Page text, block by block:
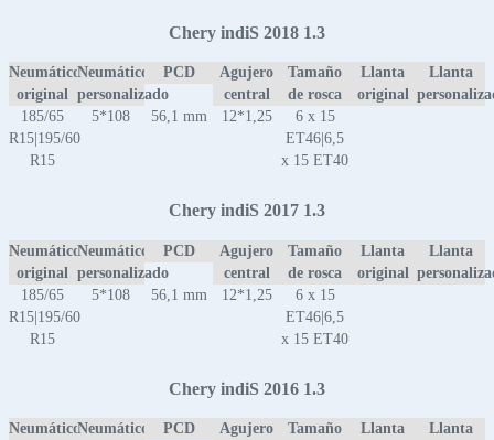
Chery indiS 2018 1.3
Neumático
original
Neumático
personalizado
PCD
Agujero
central
Tamaño
de rosca
Llanta
original
Llanta
185/65
R15|195/60
R15
5*108 56,1 mm 12*1,25
6 x 15
ET46|6,5
x 15 ET40
Chery indiS 2017 1.3
Neumático
original
Neumático
personalizado
PCD
Agujero
central
Tamaño
de rosca
Llanta
original
Llanta
185/65
R15|195/60
R15
5*108 56,1 mm 12*1,25
6 x 15
ET46|6,5
x 15 ET40
Chery indiS 2016 1.3
NeumáticoNeumático
PCD
Agujero
Tamaño
Llanta
Llanta